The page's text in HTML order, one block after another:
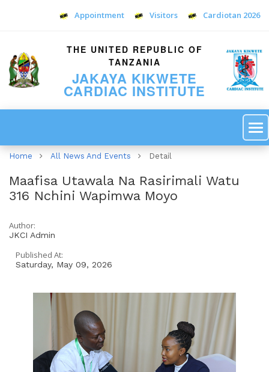
Appointment Visitors Cardiotan 2026
THE UNITED REPUBLIC OF
TANZANIA
JAKAYA KIKWETE
CARDIAC INSTITUTE
Home All News And Events Detail
Maafisa Utawala Na Rasirimali Watu
316 Nchini Wapimwa Moyo
Author:
JKCI Admin
Published At:
Saturday, May 09, 2026